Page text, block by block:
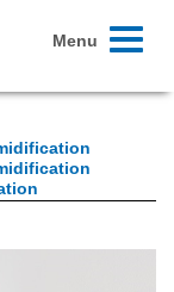
Toggle
Menu